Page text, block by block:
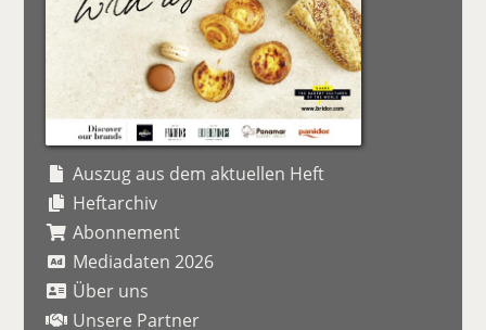
Auszug aus dem aktuellen Heft
Heftarchiv
Abonnement
Mediadaten 2026
Über uns
Unsere Partner